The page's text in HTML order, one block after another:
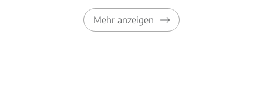
Mehr anzeigen